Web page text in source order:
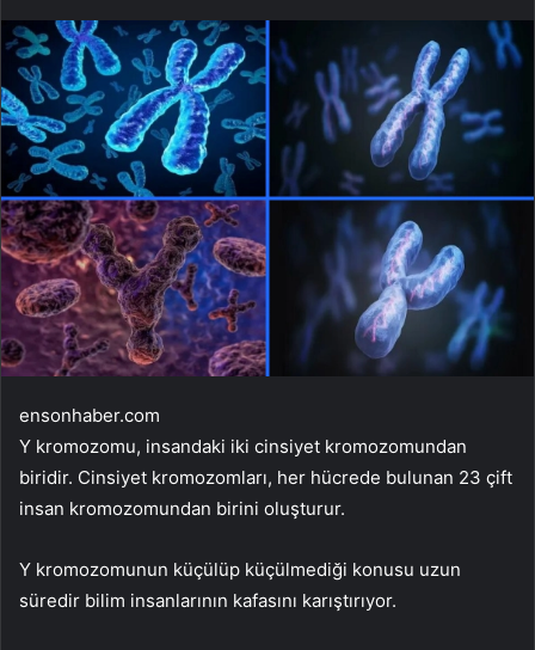
ensonhaber.com
Y kromozomu, insandaki iki cinsiyet kromozomundan
biridir. Cinsiyet kromozomları, her hücrede bulunan 23 çift
insan kromozomundan birini oluşturur.
Y kromozomunun küçülüp küçülmediği konusu uzun
süredir bilim insanlarının kafasını karıştırıyor.